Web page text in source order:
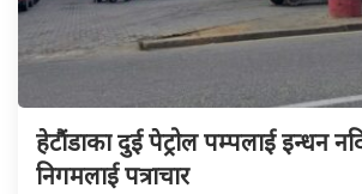
हेटौंडाका दुई पेट्रोल पम्पलाई इन्धन
निगमलाई पत्राचार